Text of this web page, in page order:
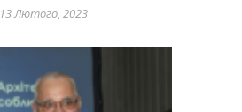
13 Лютого, 2023